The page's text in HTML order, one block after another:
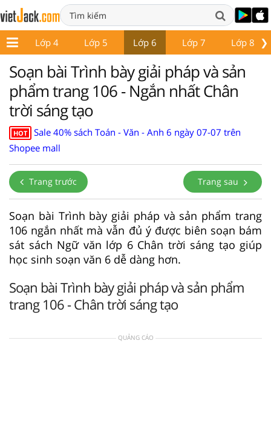
❯
3 Lớp 4 Lớp 5 Lớp 6 Lớp 7 Lớp 8
Soạn bài Trình bày giải pháp và sản
phẩm trang 106 - Ngắn nhất Chân
trời sáng tạo
HOT
Sale 40% sách Toán - Văn - Anh 6 ngày 07-07 trên
Shopee mall
Trang trước Trang sau
Soạn bài Trình bày giải pháp và sản phẩm trang
106 ngắn nhất mà vẫn đủ ý được biên soạn bám
sát sách Ngữ văn lớp 6 Chân trời sáng tạo giúp
học sinh soạn văn 6 dễ dàng hơn.
Soạn bài Trình bày giải pháp và sản phẩm
trang 106 - Chân trời sáng tạo
QUẢNG CÁO